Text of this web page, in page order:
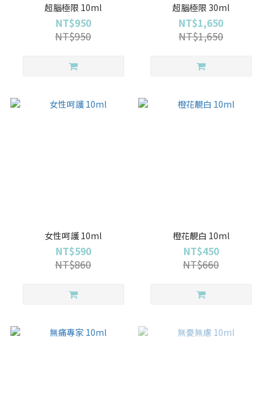
超腦極限 10ml
NT$950
NT$950
超腦極限 30ml
NT$1,650
NT$1,650
女性呵護 10ml
NT$590
NT$860
橙花靚白 10ml
NT$450
NT$660